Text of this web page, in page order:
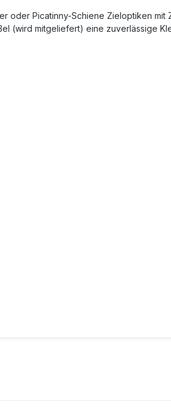
Picatinny-Schiene Zieloptiken
(wird mitgeliefert) eine zuverlässige